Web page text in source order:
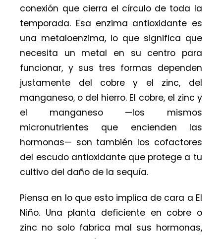
conexión que cierra el círculo de toda la
temporada. Esa enzima antioxidante es
una metaloenzima, lo que significa que
necesita un metal en su centro para
funcionar, y sus tres formas dependen
justamente del cobre y el zinc, del
manganeso, o del hierro. El cobre, el zinc y
el manganeso —los mismos
micronutrientes que encienden las
hormonas— son también los cofactores
del escudo antioxidante que protege a tu
cultivo del daño de la sequía.
Piensa en lo que esto implica de cara a El
Niño. Una planta deficiente en cobre o
zinc no solo fabrica mal sus hormonas,